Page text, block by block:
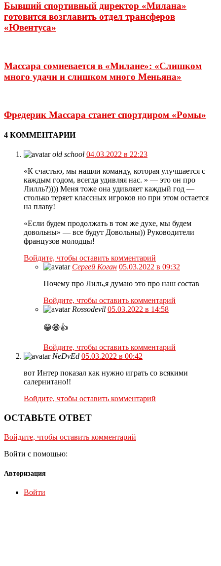
Бывший спортивный директор «Милана»
готовится возглавить отдел трансферов
«Ювентуса»
Массара сомневается в «Милане»: «Слишком
много удачи и слишком много Меньяна»
Фредерик Массара станет спортдиром «Ромы»
4 КОММЕНТАРИИ
old school 04.03.2022 в 22:23
«К счастью, мы нашли команду, которая улучшается с
каждым годом, всегда удивляя нас. » — это он про
Лилль?)))) Меня тоже она удивляет каждый год —
столько теряет классных игроков но при этом остается
на плаву!
«Если будем продолжать в том же духе, мы будем
довольны» — все будут Довольны)) Руководители
французов молодцы!
Войдите, чтобы оставить комментарий
Сергей Коган 05.03.2022 в 09:32
Почему про Лиль,я думаю это про наш состав
Войдите, чтобы оставить комментарий
Rossodevil 05.03.2022 в 14:58
😁😁👍
Войдите, чтобы оставить комментарий
NeDvEd 05.03.2022 в 00:42
вот Интер показал как нужно играть со всякими
салернитано!!
Войдите, чтобы оставить комментарий
ОСТАВЬТЕ ОТВЕТ
Войдите, чтобы оставить комментарий
Войти с помощью:
Авторизация
Войти